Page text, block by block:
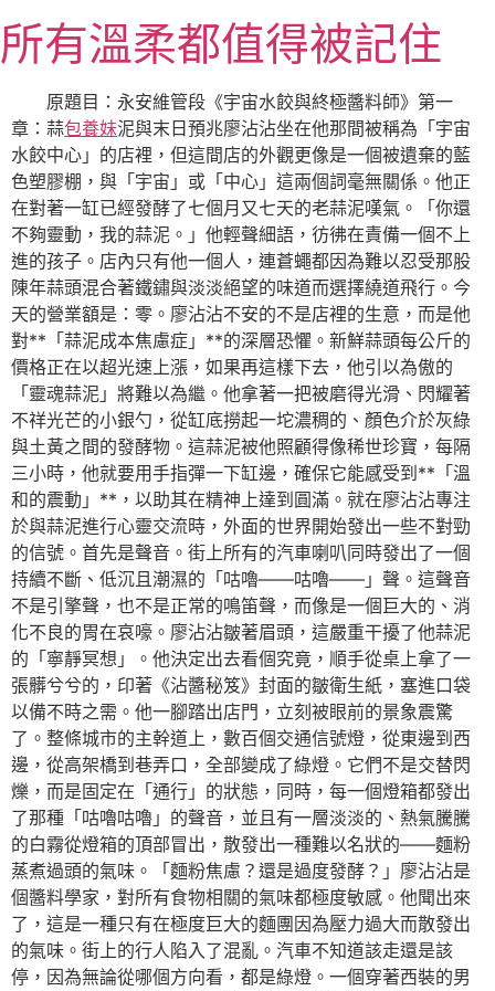
至
主
內
容
所有溫柔都值得被記住
原題目：永安維管段《宇宙水餃與終極醬料師》第一
章：蒜包養妹泥與末日預兆廖沾沾坐在他那間被稱為「宇宙
水餃中心」的店裡，但這間店的外觀更像是一個被遺棄的藍
色塑膠棚，與「宇宙」或「中心」這兩個詞毫無關係。他正
在對著一缸已經發酵了七個月又七天的老蒜泥嘆氣。「你還
不夠靈動，我的蒜泥。」他輕聲細語，彷彿在責備一個不上
進的孩子。店內只有他一個人，連蒼蠅都因為難以忍受那股
陳年蒜頭混合著鐵鏽與淡淡絕望的味道而選擇繞道飛行。今
天的營業額是：零。廖沾沾不安的不是店裡的生意，而是他
對**「蒜泥成本焦慮症」**的深層恐懼。新鮮蒜頭每公斤的
價格正在以超光速上漲，如果再這樣下去，他引以為傲的
「靈魂蒜泥」將難以為繼。他拿著一把被磨得光滑、閃耀著
不祥光芒的小銀勺，從缸底撈起一坨濃稠的、顏色介於灰綠
與土黃之間的發酵物。這蒜泥被他照顧得像稀世珍寶，每隔
三小時，他就要用手指彈一下缸邊，確保它能感受到**「溫
和的震動」**，以助其在精神上達到圓滿。就在廖沾沾專注
於與蒜泥進行心靈交流時，外面的世界開始發出一些不對勁
的信號。首先是聲音。街上所有的汽車喇叭同時發出了一個
持續不斷、低沉且潮濕的「咕嚕——咕嚕——」聲。這聲音
不是引擎聲，也不是正常的鳴笛聲，而像是一個巨大的、消
化不良的胃在哀嚎。廖沾沾皺著眉頭，這嚴重干擾了他蒜泥
的「寧靜冥想」。他決定出去看個究竟，順手從桌上拿了一
張髒兮兮的，印著《沾醬秘笈》封面的皺衛生紙，塞進口袋
以備不時之需。他一腳踏出店門，立刻被眼前的景象震驚
了。整條城市的主幹道上，數百個交通信號燈，從東邊到西
邊，從高架橋到巷弄口，全部變成了綠燈。它們不是交替閃
爍，而是固定在「通行」的狀態，同時，每一個燈箱都發出
了那種「咕嚕咕嚕」的聲音，並且有一層淡淡的、熱氣騰騰
的白霧從燈箱的頂部冒出，散發出一種難以名狀的——麵粉
蒸煮過頭的氣味。「麵粉焦慮？還是過度發酵？」廖沾沾是
個醬料學家，對所有食物相關的氣味都極度敏感。他聞出來
了，這是一種只有在極度巨大的麵團因為壓力過大而散發出
的氣味。街上的行人陷入了混亂。汽車不知道該走還是該
停，因為無論從哪個方向看，都是綠燈。一個穿著西裝的男